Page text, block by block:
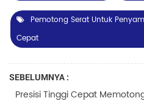
Pemotong Serat Untuk
Cepat
SEBELUMNYA :
Presisi Tinggi Cepat